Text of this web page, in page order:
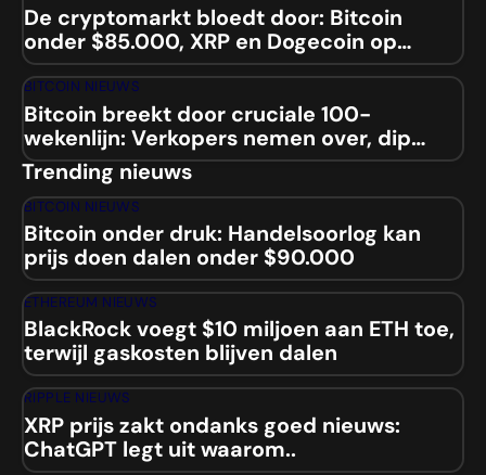
De cryptomarkt bloedt door: Bitcoin
onder $85.000, XRP en Dogecoin op
laagste niveaus sinds 2024
BITCOIN NIEUWS
Bitcoin breekt door cruciale 100-
wekenlijn: Verkopers nemen over, dip
naar $84.000 aanstaande?
Trending nieuws
BITCOIN NIEUWS
Bitcoin onder druk: Handelsoorlog kan
prijs doen dalen onder $90.000
ETHEREUM NIEUWS
BlackRock voegt $10 miljoen aan ETH toe,
terwijl gaskosten blijven dalen
RIPPLE NIEUWS
XRP prijs zakt ondanks goed nieuws:
ChatGPT legt uit waarom..